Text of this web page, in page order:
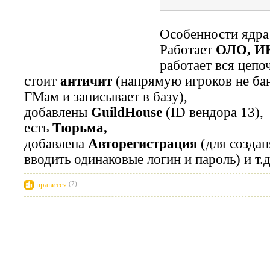
Особенности
Работает ОЛО,
работает вся
стоит античит (напрямую игроков не
ГМам и записывает в базу),
добавлены GuildHouse (ID вендора 13),
есть Тюрьма,
добавлена Авторегистрация (для
вводить одинаковые логин и пароль) и
нравится (7)